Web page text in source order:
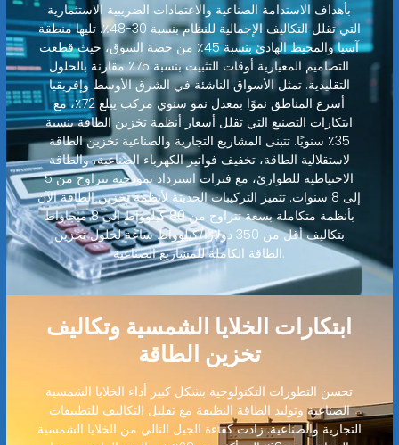
بأهداف الاستدامة الصناعية والاعتمادات الضريبية الاستثمارية
التي تقلل التكاليف الإجمالية للنظام بنسبة 30-48٪. تليها منطقة
آسيا والمحيط الهادئ بنسبة 45٪ من حصة السوق، حيث قطعت
التصاميم المعيارية أوقات التثبيت بنسبة 75٪ مقارنة بالحلول
التقليدية. تمثل الأسواق الناشئة في الشرق الأوسط وإفريقيا
أسرع المناطق نموًا بمعدل نمو سنوي مركب يبلغ 72٪، مع
ابتكارات التصنيع التي تقلل أسعار أنظمة تخزين الطاقة بنسبة
35٪ سنويًا. تتبنى المشاريع التجارية والصناعية تخزين الطاقة
لاستقلالية الطاقة، تخفيف فواتير الكهرباء الصناعية، والطاقة
الاحتياطية للطوارئ، مع فترات استرداد نموذجية تتراوح من 5
إلى 8 سنوات. تتميز التركيبات الحديثة لأنظمة تخزين الطاقة الآن
بأنظمة متكاملة بسعة تتراوح من 80 كيلوواط إلى 8 ميجاواط
بتكاليف أقل من 350 دولارًا/كيلوواط ساعة لحلول تخزين
الطاقة الكاملة للمشاريع الصناعية.
ابتكارات الخلايا الشمسية وتكاليف
تخزين الطاقة
تحسن التطورات التكنولوجية بشكل كبير أداء الخلايا الشمسية
الصناعية وتوليد الطاقة النظيفة مع تقليل التكاليف للتطبيقات
التجارية والصناعية. زادت كفاءة الجيل التالي من الخلايا الشمسية